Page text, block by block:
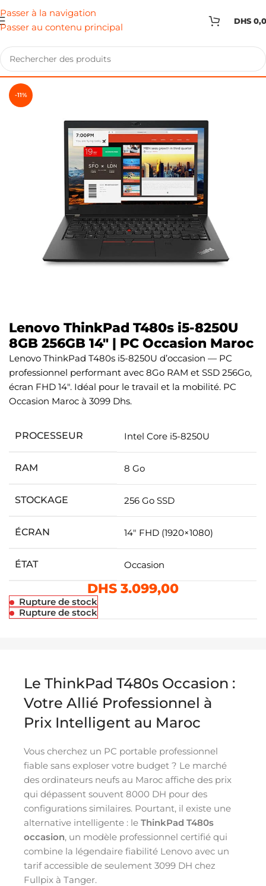
Passer à la navigation
Passer au contenu principal
DHS
-11%
Lenovo ThinkPad T480s i5-8250U
8GB 256GB 14″ | PC Occasion Maroc
Lenovo ThinkPad T480s i5-8250U d’occasion — PC
professionnel performant avec 8Go RAM et SSD 256Go,
écran FHD 14″. Idéal pour le travail et la mobilité. PC
Occasion Maroc à 3099 Dhs.
PROCESSEUR Intel Core i5-8250U
RAM 8 Go
STOCKAGE 256 Go SSD
ÉCRAN 14″ FHD (1920×1080)
ÉTAT Occasion
DHS3.099,00
Rupture de stock
Rupture de stock
Le ThinkPad T480s Occasion :
Votre Allié Professionnel à
Prix Intelligent au Maroc
Vous cherchez un PC portable professionnel
fiable sans exploser votre budget ? Le marché
des ordinateurs neufs au Maroc affiche des prix
qui dépassent souvent 8000 DH pour des
configurations similaires. Pourtant, il existe une
alternative intelligente : le ThinkPad T480s
occasion, un modèle professionnel certifié qui
combine la légendaire fiabilité Lenovo avec un
tarif accessible de seulement 3099 DH chez
Fullpix à Tanger.